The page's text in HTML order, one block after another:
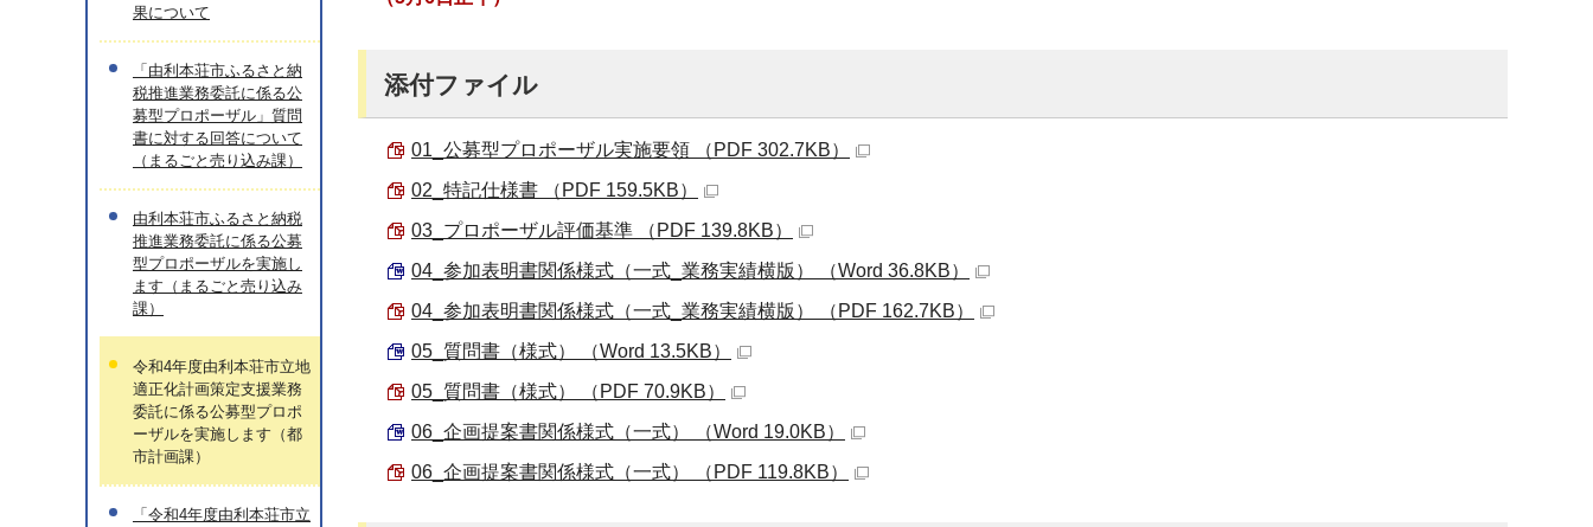
添付ファイル
01_公募型プロポーザル実施要領 （PDF 302.7KB）
02_特記仕様書 （PDF 159.5KB）
03_プロポーザル評価基準 （PDF 139.8KB）
04_参加表明書関係様式（一式_業務実績横版） （Word 36.8KB）
04_参加表明書関係様式（一式_業務実績横版） （PDF 162.7KB）
05_質問書（様式） （Word 13.5KB）
05_質問書（様式） （PDF 70.9KB）
06_企画提案書関係様式（一式） （Word 19.0KB）
06_企画提案書関係様式（一式） （PDF 119.8KB）
果について
「由利本荘市ふるさと納
税推進業務委託に係る公
募型プロポーザル」質問
書に対する回答について
（まるごと売り込み課）
由利本荘市ふるさと納税
推進業務委託に係る公募
型プロポーザルを実施し
ます（まるごと売り込み
課）
令和4年度由利本荘市立地
適正化計画策定支援業務
委託に係る公募型プロポ
ーザルを実施します（都
市計画課）
「令和4年度由利本荘市立